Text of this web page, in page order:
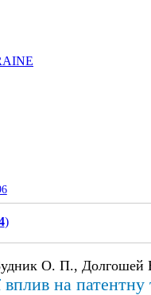
)
О. П., Долгошей
на патентну